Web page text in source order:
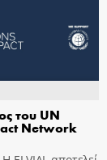
του UN
Network